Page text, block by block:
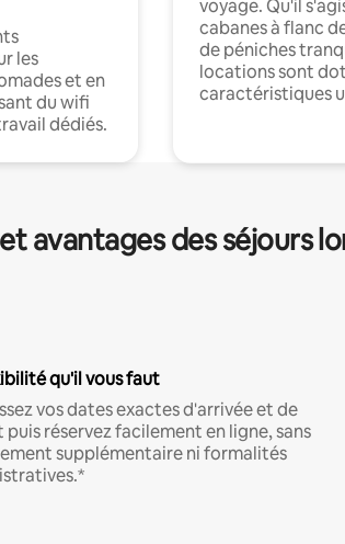
les
et en
du wifi
dédiés.
voyage. Qu'il
cabanes à flanc
de péniches
locations sont
caractéristiques
avantages des séjours
qu'il vous faut
vos dates exactes d'arrivée et de
réservez facilement en ligne, sans
supplémentaire ni formalités